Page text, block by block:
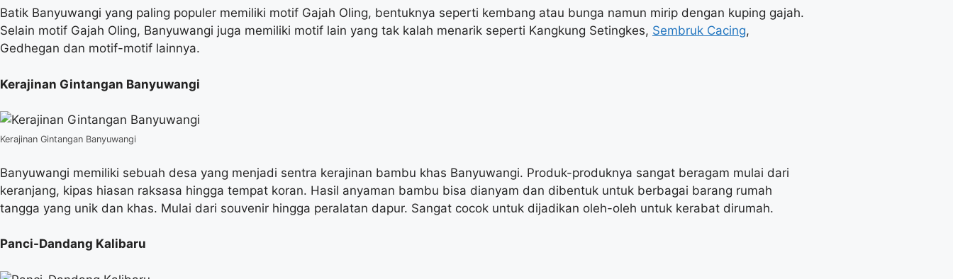
Batik Banyuwangi yang paling populer memiliki motif Gajah Oling, bentuknya seperti kembang atau bunga namun mirip dengan kuping gajah.
Selain motif Gajah Oling, Banyuwangi juga memiliki motif lain yang tak kalah menarik seperti Kangkung Setingkes, Sembruk Cacing,
Gedhegan dan motif-motif lainnya.
Kerajinan Gintangan Banyuwangi
Kerajinan Gintangan Banyuwangi
Banyuwangi memiliki sebuah desa yang menjadi sentra kerajinan bambu khas Banyuwangi. Produk-produknya sangat beragam mulai dari
keranjang, kipas hiasan raksasa hingga tempat koran. Hasil anyaman bambu bisa dianyam dan dibentuk untuk berbagai barang rumah
tangga yang unik dan khas. Mulai dari souvenir hingga peralatan dapur. Sangat cocok untuk dijadikan oleh-oleh untuk kerabat dirumah.
Panci-Dandang Kalibaru